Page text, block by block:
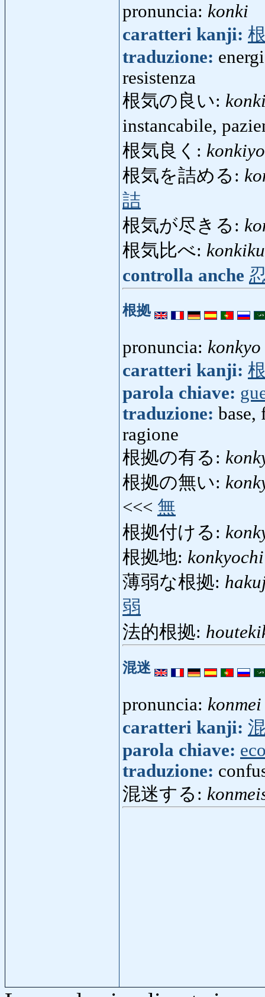
pronuncia: konki
caratteri kanji:
traduzione:
resistenza
根気の良い:
instancabile,
根気良く:
根気を詰める:
詰
根気が尽きる:
根気比べ:
controlla anche
根拠
pronuncia: konkyo
caratteri kanji:
parola chiave:
traduzione: base,
ragione
根拠の有る:
根拠の無い:
<<< 無
根拠付ける:
根拠地: konkyochi
薄弱な根拠:
弱
法的根拠:
混迷
pronuncia: konmei
caratteri kanji:
parola chiave:
traduzione:
混迷する: